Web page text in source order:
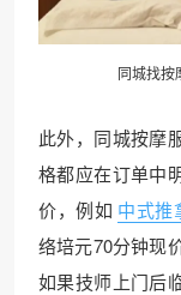
同城找按
此外，同城按摩
格都应在订单中
价，例如 中式推
络培元70分钟现
如果技师上门后